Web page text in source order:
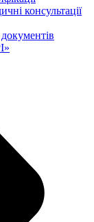
консультації